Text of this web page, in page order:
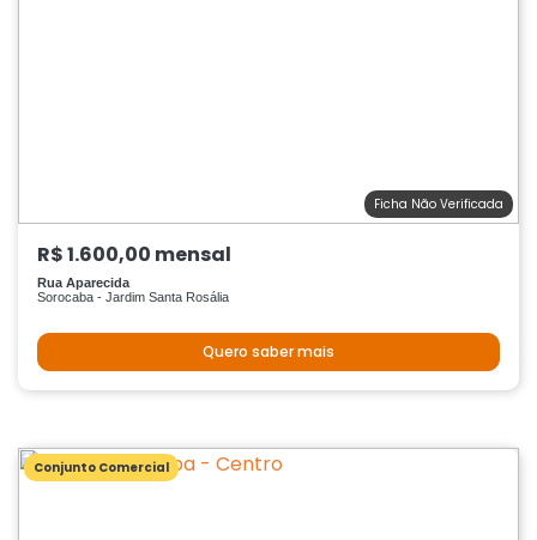
Ficha Não Verificada
R$ 1.600,00 mensal
Rua Aparecida
Sorocaba - Jardim Santa Rosália
Quero saber mais
Conjunto Comercial